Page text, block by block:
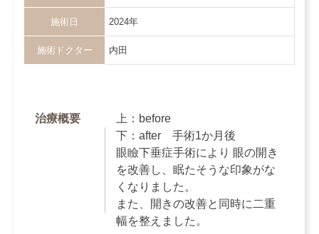
施術日 2024年
施術ドクター 内田
治療概要
上：before
下：after 手術1か月後
眼瞼下垂症手術により 眼の開き
を改善し、眠たそうな印象がな
くなりました。
また、開きの改善と同時に二重
幅を整えました。